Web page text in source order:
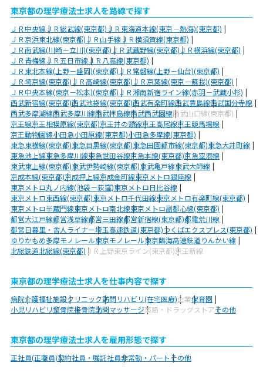
東京都の理学療法士求人を路線で探す
ＪＲ中央線ＪＲ総武線(東京都)ＪＲ東海道本線(東京－熱海)(東京都)
ＪＲ京浜東北線(東京都)ＪＲ山手線ＪＲ横須賀線(東京都)
ＪＲ南武線(川崎－立川)(東京都)ＪＲ武蔵野線(東京都)ＪＲ横浜線(東京都)
ＪＲ青梅線ＪＲ五日市線ＪＲ八高線(東京都)
ＪＲ東北本線(上野－盛岡)(東京都)ＪＲ常磐線(上野－仙台)(東京都)
ＪＲ埼京線(東京都)ＪＲ高崎線(東京都)ＪＲ京葉線(東京－蘇我)(東京都)
ＪＲ中央本線(東京－松本)(東京都)ＪＲ湘南新宿ライン線(赤羽－武蔵小杉)
西武新宿線(東京都)西武池袋線(東京都)西武有楽町線西武豊島線西武国分寺線
西武多摩湖線西武多摩川線西武拝島線西武西武園線西武山口線(東京都)
京王線京王相模原線(東京都)京王井の頭線京王高尾線京王競馬場線
京王動物園線小田急小田原線(東京都)小田急多摩線(東京都)
東急東横線(東京都)東急目黒線(東京都)東急田園都市線(東京都)東急大井町線
東急池上線東急多摩川線東急世田谷線京急本線(東京都)京急空港線
東武東上線(東京都)東武伊勢崎線(東京都)東武亀戸線東武大師線
京成本線(東京都)京成押上線京成金町線東京メトロ銀座線
東京メトロ丸ノ内線(池袋－荻窪)東京メトロ日比谷線
東京メトロ東西線(東京都)東京メトロ千代田線東京メトロ有楽町線(東京都)
東京メトロ半蔵門線東京メトロ南北線東京メトロ副都心線(東京都)
都営大江戸線都営浅草線都営三田線都営新宿線(東京都)都電荒川線
都営日暮里・舎人ライナー埼玉高速鉄道(東京都)つくばエクスプレス(東京都)
ゆりかもめ多摩モノレール東京モノレール東京臨海高速鉄道りんかい線
北総鉄道北総線(東京都) ＪＲ上野東京ライン(東京都)京王新線
東京都の理学療法士求人を仕事内容で探す
病院介護福祉施設クリニック訪問リハビリ(在宅医療)企業保育園
小児リハビリ整骨院接骨院訪問マッサージ薬局・ドラッグストアその他
東京都の理学療法士求人を雇用形態で探す
正社員(正職員)契約社員・嘱託社員非常勤・パートその他